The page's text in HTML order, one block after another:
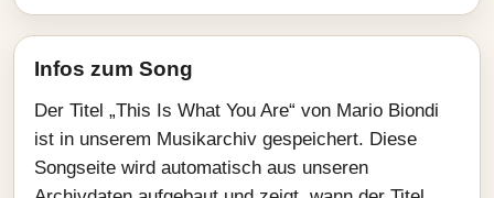
Infos zum Song
Der Titel „This Is What You Are“ von Mario Biondi
ist in unserem Musikarchiv gespeichert. Diese
Songseite wird automatisch aus unseren